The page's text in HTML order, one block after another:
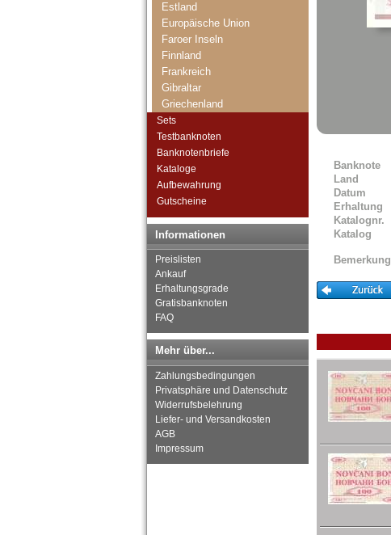
Estland
Europäische Union
Faroer Inseln
Finnland
Frankreich
Gibraltar
Griechenland
Grönland
Grossbritannien
Guernsey
Irland
Island
Isle of Man
Italien
Jersey
Jugoslawien
Kroatien
Liechtenstein
Litauen
Malta
Mazedonien
Memelgebiet
Moldawien
Montenegro
Sets
Testbanknoten
Banknotenbriefe
Kataloge
Aufbewahrung
Gutscheine
Informationen
Preislisten
Ankauf
Erhaltungsgrade
Gratisbanknoten
FAQ
Mehr über...
Zahlungsbedingungen
Privatsphäre und Datenschutz
Widerrufsbelehrung
Liefer- und Versandkosten
AGB
Impressum
Banknote
Land
Datum
Erhaltung
Katalognr.
Katalog
Bemerkung